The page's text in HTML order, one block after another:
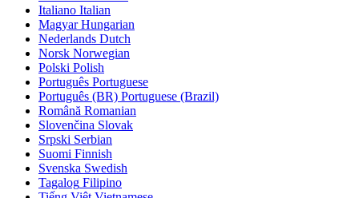
Italiano Italian
Magyar Hungarian
Nederlands Dutch
Norsk Norwegian
Polski Polish
Português Portuguese
Português (BR) Portuguese (Brazil)
Română Romanian
Slovenčina Slovak
Srpski Serbian
Suomi Finnish
Svenska Swedish
Tagalog Filipino